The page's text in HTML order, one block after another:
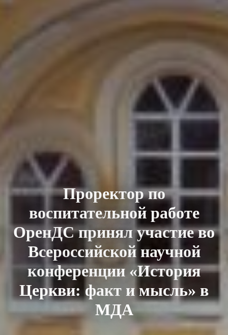
Проректор по
воспитательной работе
ОренДС принял участие во
Всероссийской научной
конференции «История
Церкви: факт и мысль» в
МДА